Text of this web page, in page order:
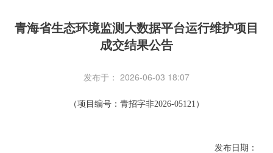
青海省生态环境监测大数据平台运行维护项目
成交结果公告
发布于： 2026-06-03 18:07
（项目编号：青招字非2026-05121 ）
发布日期：